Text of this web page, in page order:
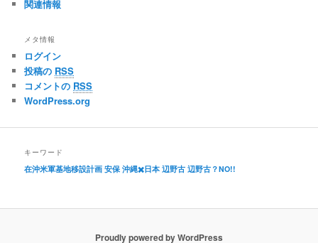
関連情報
メタ情報
ログイン
投稿の RSS
コメントの RSS
WordPress.org
キーワード
在沖米軍基地移設計画 安保 沖縄✖️日本 辺野古 辺野古？NO!!
Proudly powered by WordPress